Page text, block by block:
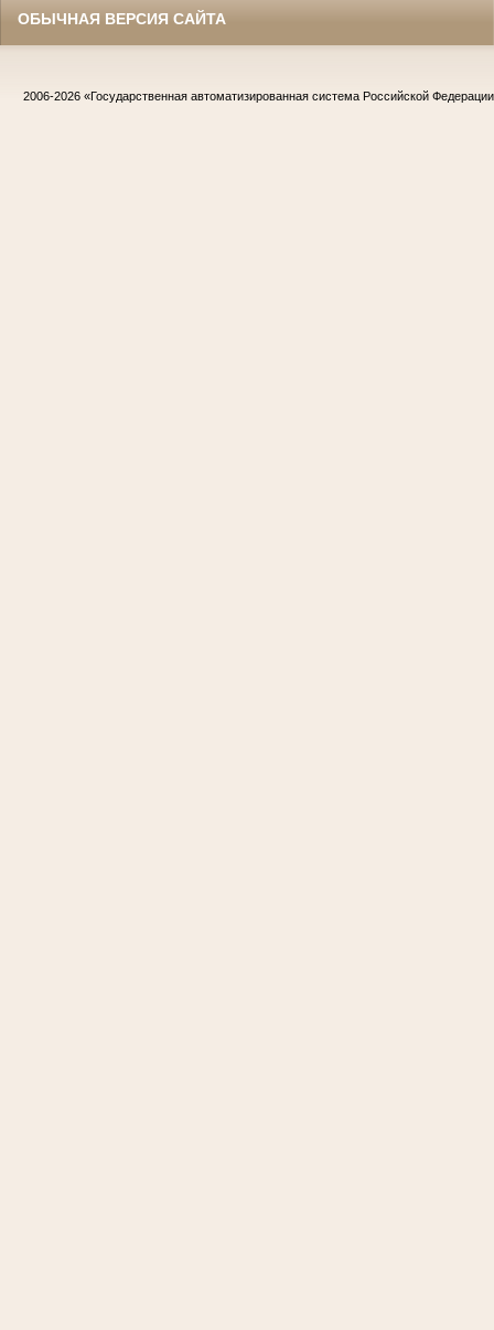
ОБЫЧНАЯ ВЕРСИЯ САЙТА
2006-2026 «Государственная автоматизированная система Российской